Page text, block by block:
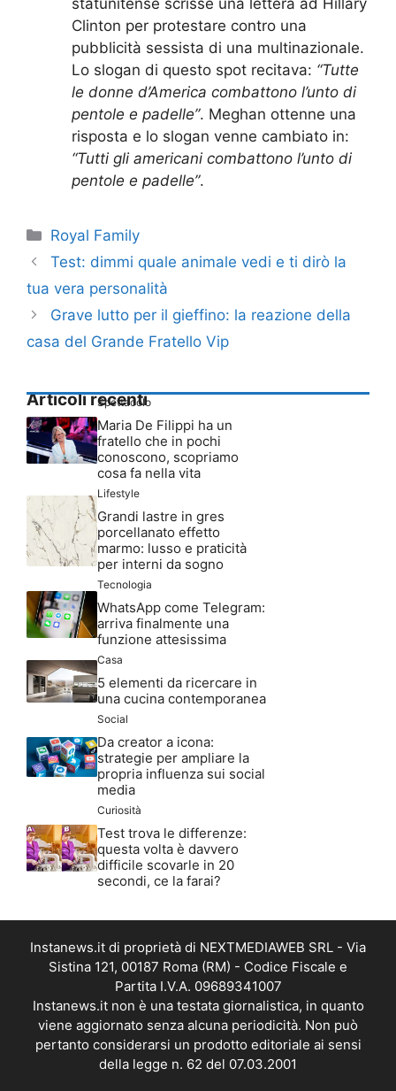
Clinton per protestare contro una
pubblicità sessista di una multinazionale.
Lo slogan di questo spot recitava: “Tutte
le donne d’A­merica combattono l’unto di
pentole e padelle”. Meghan ottenne una
risposta e lo slogan venne cambiato in:
“Tutti gli ameri­cani combattono l’unto di
pentole e padelle”.
Categorie
Royal Family
Test: dimmi quale animale vedi e ti dirò la
tua vera personalità
Grave lutto per il gieffino: la reazione della
casa del Grande Fratello Vip
Articoli recenti
Spettacolo
Maria De Filippi ha un
fratello che in pochi
conoscono, scopriamo
cosa fa nella vita
Lifestyle
Grandi lastre in gres
porcellanato effetto
marmo: lusso e praticità
per interni da sogno
Tecnologia
WhatsApp come Telegram:
arriva finalmente una
funzione attesissima
Casa
5 elementi da ricercare in
una cucina contemporanea
Social
Da creator a icona:
strategie per ampliare la
propria influenza sui social
media
Curiosità
Test trova le differenze:
questa volta è davvero
difficile scovarle in 20
secondi, ce la farai?
Instanews.it di proprietà di NEXTMEDIAWEB SRL - Via
Sistina 121, 00187 Roma (RM) - Codice Fiscale e
Partita I.V.A. 09689341007
Instanews.it non è una testata giornalistica, in quanto
viene aggiornato senza alcuna periodicità. Non può
pertanto considerarsi un prodotto editoriale ai sensi
della legge n. 62 del 07.03.2001